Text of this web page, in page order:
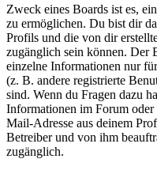
Zweck eines Boards ist es,
zu ermöglichen. Du bist dir
Profils und die von dir
zugänglich sein können. Der
einzelne Informationen nur
(z. B. andere registrierte
sind. Wenn du Fragen dazu
Informationen im Forum
Mail-Adresse aus deinem
Betreiber und von ihm
zugänglich.